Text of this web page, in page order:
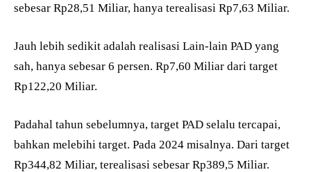
sebesar Rp28,51 Miliar, hanya terealisasi Rp7,63 Miliar.
Jauh lebih sedikit adalah realisasi Lain-lain PAD yang
sah, hanya sebesar 6 persen. Rp7,60 Miliar dari target
Rp122,20 Miliar.
Padahal tahun sebelumnya, target PAD selalu tercapai,
bahkan melebihi target. Pada 2024 misalnya. Dari target
Rp344,82 Miliar, terealisasi sebesar Rp389,5 Miliar.